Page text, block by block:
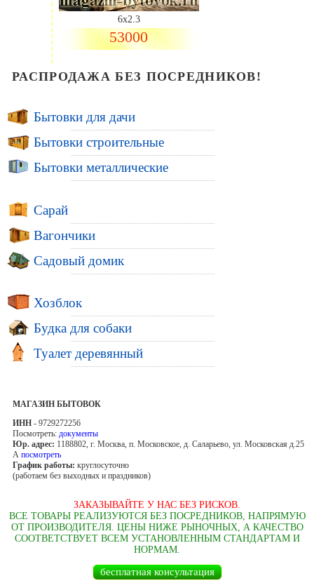
6х2.3
53000
РАСПРОДАЖА БЕЗ ПОСРЕДНИКОВ!
Бытовки для дачи
Бытовки строительные
Бытовки металлические
Сарай
Вагончики
Садовый домик
Хозблок
Будка для собаки
Туалет деревянный
МАГАЗИН БЫТОВОК
ИНН - 9729272256
Посмотреть: документы
Юр. адрес: 1188802, г. Москва, п. Московское, д. Саларьево, ул. Московская д.25
А посмотреть
График работы: круглосуточно
(работаем без выходных и праздников)
ЗАКАЗЫВАЙТЕ У НАС БЕЗ РИСКОВ.
ВСЕ ТОВАРЫ РЕАЛИЗУЮТСЯ БЕЗ ПОСРЕДНИКОВ, НАПРЯМУЮ
ОТ ПРОИЗВОДИТЕЛЯ. ЦЕНЫ НИЖЕ РЫНОЧНЫХ, А КАЧЕСТВО
СООТВЕТСТВУЕТ ВСЕМ УСТАНОВЛЕННЫМ СТАНДАРТАМ И
НОРМАМ.
бесплатная консультация